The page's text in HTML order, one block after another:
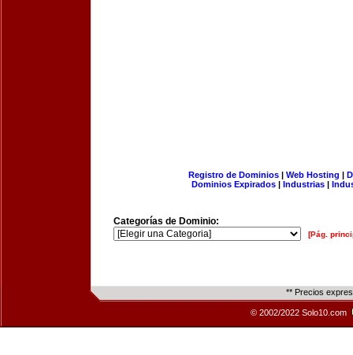
Registro de Dominios| Web Hosting |
Dominios Expirados | Industrias |
Categorías de Dominio:
[Pág.
** Precios
© 2002/2022 Solo10.com